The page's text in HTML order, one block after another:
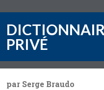
PRIVÉ
par Serge Braudo